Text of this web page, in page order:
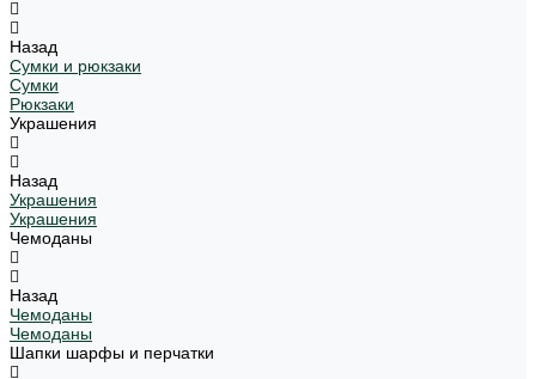
Назад
Сумки и рюкзаки
Сумки
Рюкзаки
Украшения
Назад
Украшения
Украшения
Чемоданы
Назад
Чемоданы
Чемоданы
Шапки шарфы и перчатки